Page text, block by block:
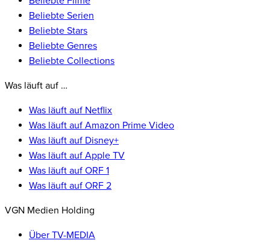
Beliebte Serien
Beliebte Stars
Beliebte Genres
Beliebte Collections
Was läuft auf …
Was läuft auf Netflix
Was läuft auf Amazon Prime Video
Was läuft auf Disney+
Was läuft auf Apple TV
Was läuft auf ORF 1
Was läuft auf ORF 2
VGN Medien Holding
Über TV-MEDIA